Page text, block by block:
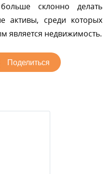
склонно делать
активы, среди которых
является недвижимость.
Поделиться